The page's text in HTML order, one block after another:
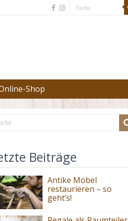
Shop
Beiträge
Antike Möbel
restaurieren – so
geht’s!